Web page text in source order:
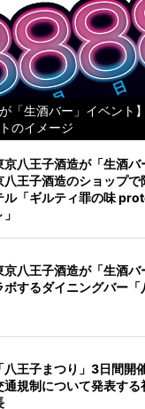
「生酒バー」イベント
のイメージ
京八王子酒造が「生酒バ
八王子酒造のショップで
ル「ギルティ罪の味
京八王子酒造が「生酒バ
ボするダイニングバー
八王子まつり」3日間開
通規制について発表する